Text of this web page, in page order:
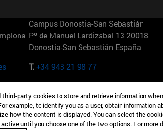
Campus Donostia-San Sebastián
Pº de Manuel Lardizabal 13 20018
Donostia-San Sebastián España
T.+34 943 21 98 77
165 W 57th St 10019-2201 Nueva York
EE.UU
party cookies to store and retrieve information
example, to identify you as a user, obtain information
how the content is displayed. You can select the
until you choose one of the two options. For more